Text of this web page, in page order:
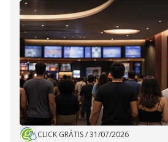
CLICK GRÁTIS/31/07/2026